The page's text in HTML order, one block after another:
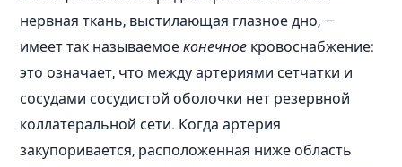
нервная ткань, выстилающая глазное дно, —
имеет так называемоеконечное кровоснабжение:
это означает, что между артериями сетчатки и
сосудами сосудистой оболочки нет резервной
коллатеральной сети. Когда артерия
закупоривается, расположенная ниже область